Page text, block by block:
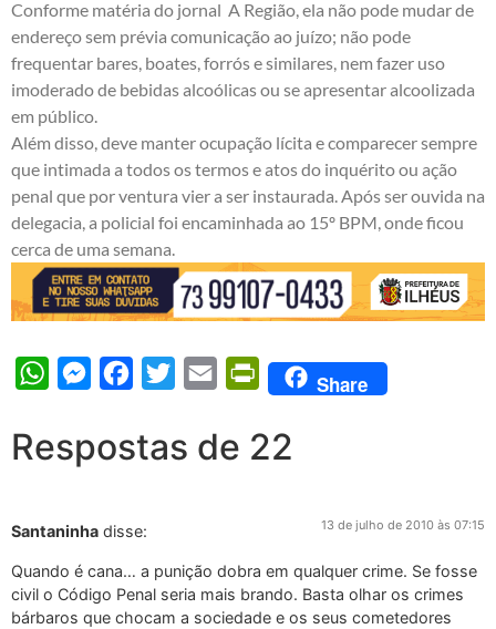
Conforme matéria do jornal A Região, ela não pode mudar de
endereço sem prévia comunicação ao juízo; não pode
frequentar bares, boates, forrós e similares, nem fazer uso
imoderado de bebidas alcoólicas ou se apresentar alcoolizada
em público.
Além disso, deve manter ocupação lícita e comparecer sempre
que intimada a todos os termos e atos do inquérito ou ação
penal que por ventura vier a ser instaurada. Após ser ouvida na
delegacia, a policial foi encaminhada ao 15º BPM, onde ficou
cerca de uma semana.
WhatsAppMessengerFacebook
Twitter Email PrintFriendly
Share
Respostas de 22
Santaninha disse: 13 de julho de 2010 às 07:15
Quando é cana… a punição dobra em qualquer crime. Se fosse
civil o Código Penal seria mais brando. Basta olhar os crimes
bárbaros que chocam a sociedade e os seus cometedores